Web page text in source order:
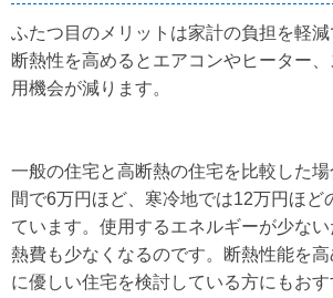
ふたつ目のメリットは家計の負担を軽減
断熱性を高めるとエアコンやヒーター
用機会が減ります。
一般の住宅と高断熱の住宅を比較した
間で6万円ほど、寒冷地では12万円ほど
ています。使用するエネルギーが少な
熱費も少なくなるのです。断熱性能を
に優しい住宅を検討している方にもおす